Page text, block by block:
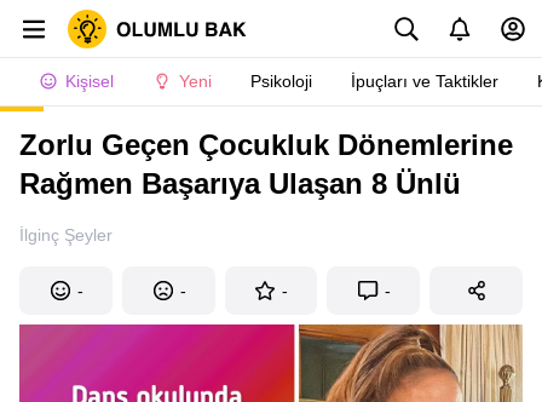
Kişisel Yeni Psikoloji İpuçları ve Taktikler
Zorlu Geçen Çocukluk Dönemlerine
Rağmen Başarıya Ulaşan 8 Ünlü
İlginç Şeyler
- - - -